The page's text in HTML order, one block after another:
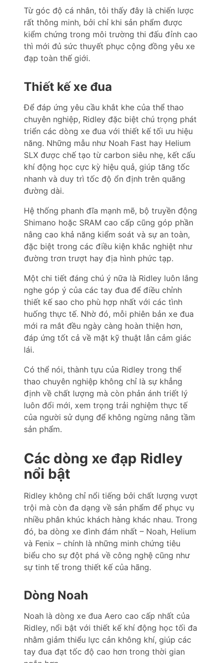
Từ góc độ cá nhân, tôi thấy đây là chiến lược
rất thông minh, bởi chỉ khi sản phẩm được
kiểm chứng trong môi trường thi đấu đỉnh cao
thì mới đủ sức thuyết phục cộng đồng yêu xe
đạp toàn thế giới.
Thiết kế xe đua
Để đáp ứng yêu cầu khắt khe của thể thao
chuyên nghiệp, Ridley đặc biệt chú trọng phát
triển các dòng xe đua với thiết kế tối ưu hiệu
năng. Những mẫu như Noah Fast hay Helium
SLX được chế tạo từ carbon siêu nhẹ, kết cấu
khí động học cực kỳ hiệu quả, giúp tăng tốc
nhanh và duy trì tốc độ ổn định trên quãng
đường dài.
Hệ thống phanh đĩa mạnh mẽ, bộ truyền động
Shimano hoặc SRAM cao cấp cũng góp phần
nâng cao khả năng kiểm soát và sự an toàn,
đặc biệt trong các điều kiện khắc nghiệt như
đường trơn trượt hay địa hình phức tạp.
Một chi tiết đáng chú ý nữa là Ridley luôn lắng
nghe góp ý của các tay đua để điều chỉnh
thiết kế sao cho phù hợp nhất với các tình
huống thực tế. Nhờ đó, mỗi phiên bản xe đua
mới ra mắt đều ngày càng hoàn thiện hơn,
đáp ứng tốt cả về mặt kỹ thuật lẫn cảm giác
lái.
Có thể nói, thành tựu của Ridley trong thể
thao chuyên nghiệp không chỉ là sự khẳng
định về chất lượng mà còn phản ánh triết lý
luôn đổi mới, xem trọng trải nghiệm thực tế
của người sử dụng để không ngừng nâng tầm
sản phẩm.
Các dòng xe đạp Ridley
nổi bật
Ridley không chỉ nổi tiếng bởi chất lượng vượt
trội mà còn đa dạng về sản phẩm để phục vụ
nhiều phân khúc khách hàng khác nhau. Trong
đó, ba dòng xe đình đám nhất – Noah, Helium
và Fenix – chính là những minh chứng tiêu
biểu cho sự đột phá về công nghệ cũng như
sự tinh tế trong thiết kế của hãng.
Dòng Noah
Noah là dòng xe đua Aero cao cấp nhất của
Ridley, nổi bật với thiết kế khí động học tối đa
nhằm giảm thiểu lực cản không khí, giúp các
tay đua đạt tốc độ cao hơn trong thời gian